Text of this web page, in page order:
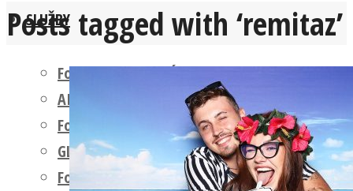
SLUŽBY
Fotokútik FIREMNÁ AKCIA
AI FOTOKÚTIK
Fotokútik SVADBA
GLAM PHOTO BOOTH
Fotokútik OSLAVA
Posts tagged with ‘remitaz’